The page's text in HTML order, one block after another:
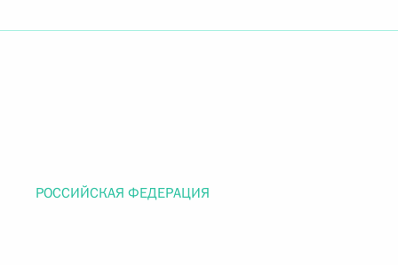
РОССИЙСКАЯ ФЕДЕРАЦИЯ